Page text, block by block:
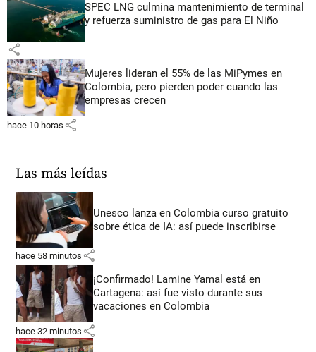
SPEC LNG culmina mantenimiento de terminal
y refuerza suministro de gas para El Niño
share
Mujeres lideran el 55% de las MiPymes en
Colombia, pero pierden poder cuando las
empresas crecen
hace 10 horas share
Las más leídas
Unesco lanza en Colombia curso gratuito
sobre ética de IA: así puede inscribirse
hace 58 minutos share
¡Confirmado! Lamine Yamal está en
Cartagena: así fue visto durante sus
vacaciones en Colombia
hace 32 minutos share